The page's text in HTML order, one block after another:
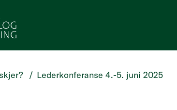
/ Lederkonferanse 4.-5. juni 2025